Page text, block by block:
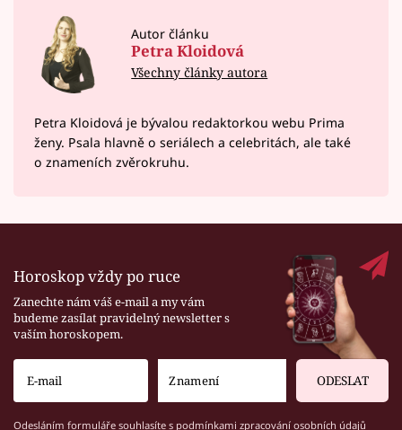
Autor článku
Petra Kloidová
Všechny články autora
Petra Kloidová je bývalou redaktorkou webu Prima
ženy. Psala hlavně o seriálech a celebritách, ale také
o znameních zvěrokruhu.
Horoskop vždy po ruce
Zanechte nám váš e-mail a my vám
budeme zasílat pravidelný newsletter s
vaším horoskopem.
ODESLAT
Odesláním formuláře souhlasíte s podmínkami zpracování osobních údajů